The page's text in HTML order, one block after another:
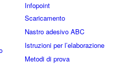
Infopoint
Scaricamento
Nastro adesivo ABC
Istruzioni per l’elaborazione
Metodi di prova